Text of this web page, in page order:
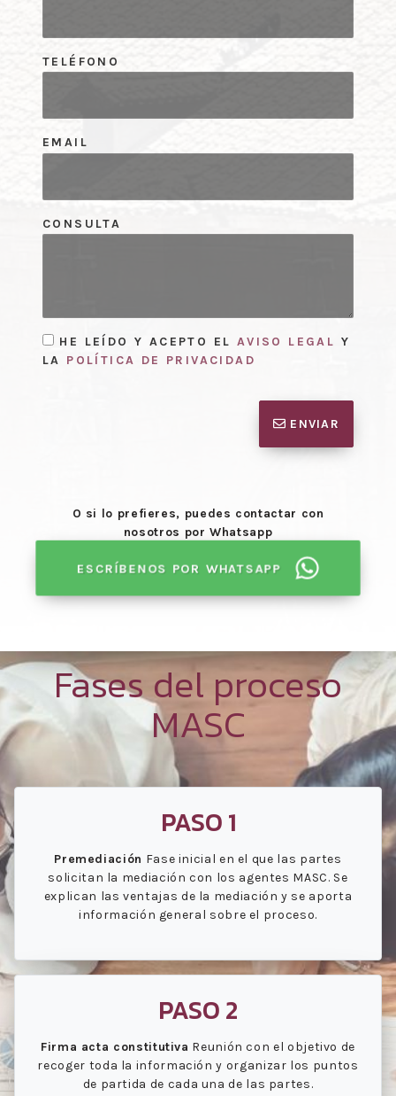
TELÉFONO
EMAIL
CONSULTA
HE LEÍDO Y ACEPTO EL AVISO LEGAL Y
LA POLÍTICA DE PRIVACIDAD
ENVIAR
O si lo prefieres, puedes contactar con
nosotros por Whatsapp
ESCRÍBENOS POR WHATSAPP
Fases del proceso
MASC
PASO 1
Premediación Fase inicial en el que las partes
solicitan la mediación con los agentes MASC. Se
explican las ventajas de la mediación y se aporta
información general sobre el proceso.
PASO 2
Firma acta constitutiva Reunión con el objetivo de
recoger toda la información y organizar los puntos
de partida de cada una de las partes.